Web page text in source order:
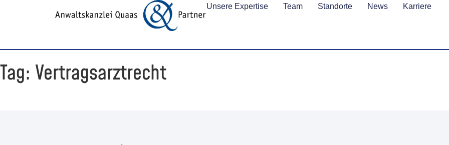
Unsere Expertise Team Standorte News Karriere
Tag: Vertragsarztrecht